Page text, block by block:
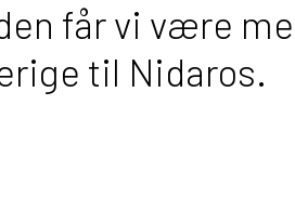
får vi være
til Nidaros.